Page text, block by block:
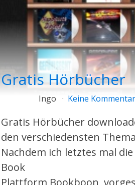
Gratis Hörbücher
Ingo Keine
Gratis Hörbücher
den verschiedensten
Nachdem ich letztes mal
Book
Plattform Bookboon